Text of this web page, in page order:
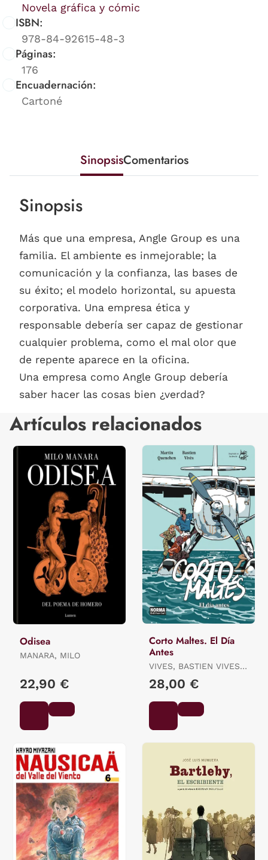
Novela gráfica y cómic
ISBN:
978-84-92615-48-3
Páginas:
176
Encuadernación:
Cartoné
SinopsisComentarios
Sinopsis
Más que una empresa, Angle Group es una
familia. El ambiente es inmejorable; la
comunicación y la confianza, las bases de
su éxito; el modelo horizontal, su apuesta
corporativa. Una empresa ética y
responsable debería ser capaz de gestionar
cualquier problema, como el mal olor que
de repente aparece en la oficina.
Una empresa como Angle Group debería
saber hacer las cosas bien ¿verdad?
Artículos relacionados
Odisea
MANARA, MILO
22,90 €
Corto Maltes. El Día
Antes
VIVES, BASTIEN VIVES /
QUENEHEN, MARTIN
28,00 €